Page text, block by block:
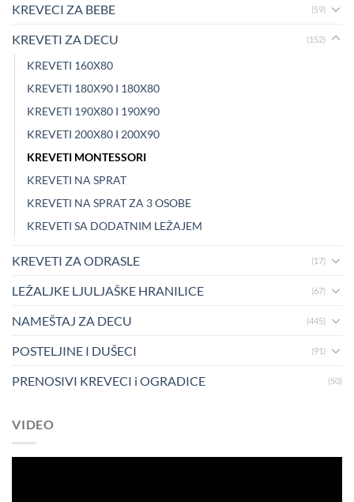
KREVECI ZA BEBE (59)
KREVETI ZA DECU (152)
KREVETI 160X80
KREVETI 180X90 I 180X80
KREVETI 190X80 I 190X90
KREVETI 200X80 I 200X90
KREVETI MONTESSORI
KREVETI NA SPRAT
KREVETI NA SPRAT ZA 3 OSOBE
KREVETI SA DODATNIM LEŽAJEM
KREVETI ZA ODRASLE (17)
LEŽALJKE LJULJAŠKE HRANILICE (67)
NAMEŠTAJ ZA DECU (445)
POSTELJINE I DUŠECI (91)
PRENOSIVI KREVECI i OGRADICE (50)
VIDEO